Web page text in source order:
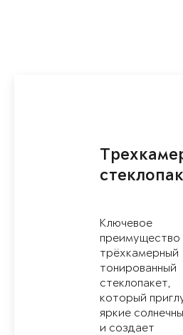
Ключевое
преимущество
трёхкамерный
тонированный
стеклопакет,
который
яркие
и создает